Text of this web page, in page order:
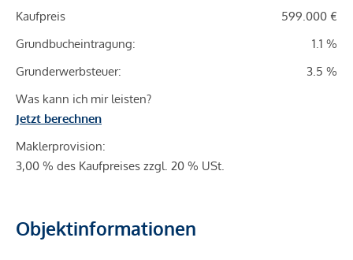
Kaufpreis
599.000 €
Grundbucheintragung:
1.1 %
Grunderwerbsteuer:
3.5 %
Was kann ich mir leisten?
Jetzt berechnen
Maklerprovision:
3,00 % des Kaufpreises zzgl. 20 % USt.
Objektinformationen